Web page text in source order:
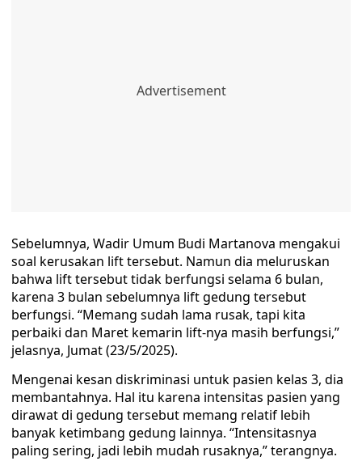
Sebelumnya, Wadir Umum Budi Martanova mengakui
soal kerusakan lift tersebut. Namun dia meluruskan
bahwa lift tersebut tidak berfungsi selama 6 bulan,
karena 3 bulan sebelumnya lift gedung tersebut
berfungsi. “Memang sudah lama rusak, tapi kita
perbaiki dan Maret kemarin lift-nya masih berfungsi,”
jelasnya, Jumat (23/5/2025).
Mengenai kesan diskriminasi untuk pasien kelas 3, dia
membantahnya. Hal itu karena intensitas pasien yang
dirawat di gedung tersebut memang relatif lebih
banyak ketimbang gedung lainnya. “Intensitasnya
paling sering, jadi lebih mudah rusaknya,” terangnya.